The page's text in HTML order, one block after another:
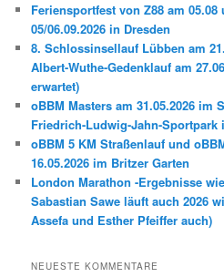
n
Feriensportfest von Z88 am 05.08
05/06.09.2026 in Dresden
8. Schlossinsellauf Lübben am
Albert-Wuthe-Gedenklauf am
erwartet)
oBBM Masters am 31.05.2026 im
Friedrich-Ludwig-Jahn-Sportpark
oBBM 5 KM Straßenlauf und
16.05.2026 im Britzer Garten
London Marathon -Ergebnisse
Sabastian Sawe läuft auch 2026
Assefa und Esther Pfeiffer auch)
NEUESTE KOMMENTARE